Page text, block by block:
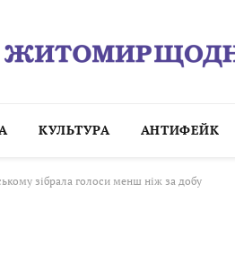
КУЛЬТУРА АНТИФЕЙК
зібрала голоси менш ніж за добу